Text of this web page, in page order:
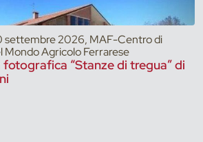
settembre 2026, MAF-Centro di
Mondo Agricolo Ferrarese
“Stanze di tregua” di